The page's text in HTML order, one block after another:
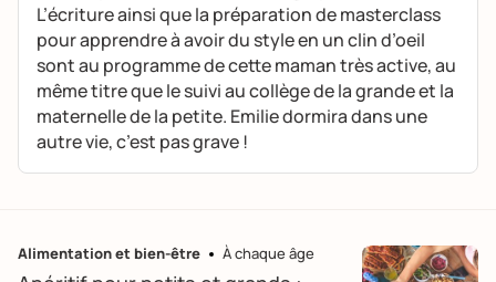
L’écriture ainsi que la préparation de masterclass
pour apprendre à avoir du style en un clin d’oeil
sont au programme de cette maman très active, au
même titre que le suivi au collège de la grande et la
maternelle de la petite. Emilie dormira dans une
autre vie, c’est pas grave !
Alimentation et bien-être À chaque âge